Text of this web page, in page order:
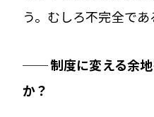
う。むしろ不完全であ
── 制度に変える余地
か？